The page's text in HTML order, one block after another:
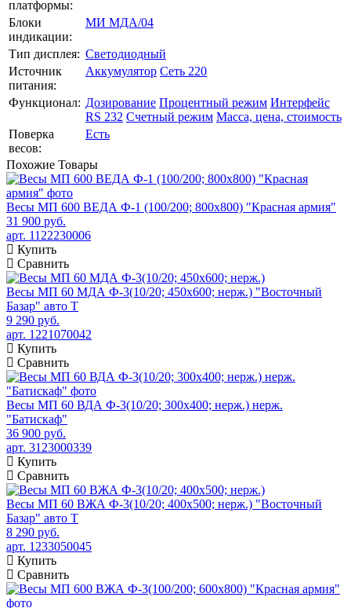
платформы:
Блоки
индикации:
МИ МДА/04
Тип дисплея: Светодиодный
Источник
питания:
Аккумулятор Сеть 220
Функционал: Дозирование Процентный режим Интерфейс
RS 232 Счетный режим Масса, цена, стоимость
Поверка
весов:
Есть
Похожие Товары
Весы МП 600 ВЕДА Ф-1 (100/200; 800х800) "Красная армия"
31 900 руб.
арт. 1122230006
Купить
Сравнить
Весы МП 60 МДА Ф-3(10/20; 450х600; нерж.) "Восточный
Базар" авто Т
9 290 руб.
арт. 1221070042
Купить
Сравнить
Весы МП 60 ВДА Ф-3(10/20; 300х400; нерж.) нерж.
"Батискаф"
36 900 руб.
арт. 3123000339
Купить
Сравнить
Весы МП 60 ВЖА Ф-3(10/20; 400х500; нерж.) "Восточный
Базар" авто Т
8 290 руб.
арт. 1233050045
Купить
Сравнить